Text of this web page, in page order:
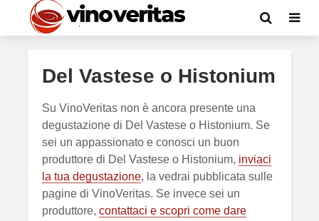
Del Vastese o Histonium
Su VinoVeritas non è ancora presente una
degustazione di Del Vastese o Histonium. Se
sei un appassionato e conosci un buon
produttore di Del Vastese o Histonium, inviaci
la tua degustazione, la vedrai pubblicata sulle
pagine di VinoVeritas. Se invece sei un
produttore, contattaci e scopri come dare